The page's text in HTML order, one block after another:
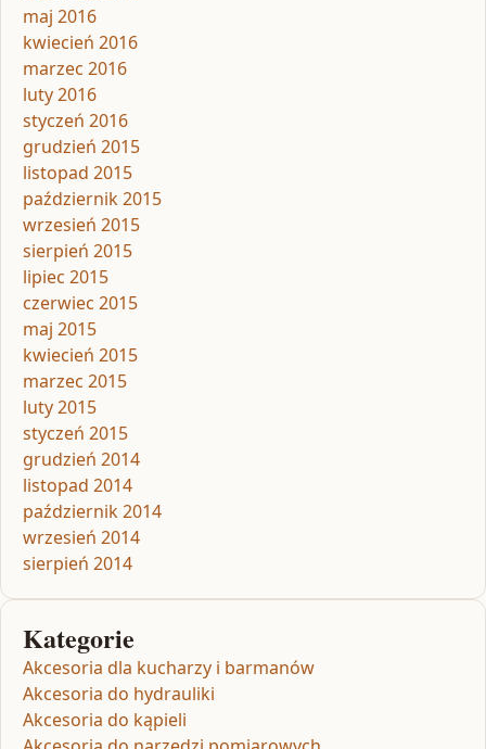
maj 2016
kwiecień 2016
marzec 2016
luty 2016
styczeń 2016
grudzień 2015
listopad 2015
październik 2015
wrzesień 2015
sierpień 2015
lipiec 2015
czerwiec 2015
maj 2015
kwiecień 2015
marzec 2015
luty 2015
styczeń 2015
grudzień 2014
listopad 2014
październik 2014
wrzesień 2014
sierpień 2014
Kategorie
Akcesoria dla kucharzy i barmanów
Akcesoria do hydrauliki
Akcesoria do kąpieli